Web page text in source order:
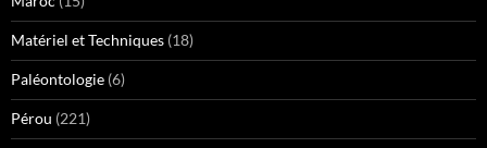
Matériel et Techniques (18)
Paléontologie (6)
Pérou (221)